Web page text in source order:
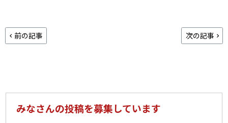
前の記事 次の記事
みなさんの投稿を募集しています